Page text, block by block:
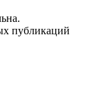
публикаций